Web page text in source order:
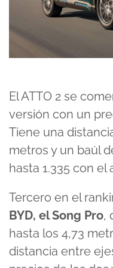
El ATTO 2 se
versión con un
Tiene una
metros y un baúl
hasta 1.335 con
Tercero en el
BYD, el Song Pro,
hasta los 4,73
distancia entre